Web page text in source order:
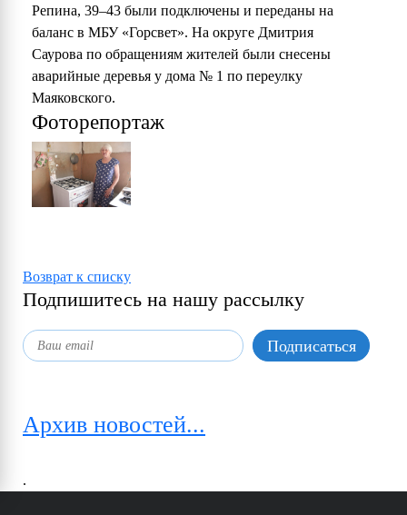
Репина, 39–43 были подключены и переданы на
баланс в МБУ «Горсвет». На округе Дмитрия
Саурова по обращениям жителей были снесены
аварийные деревья у дома № 1 по переулку
Маяковского.
Фоторепортаж
Возврат к списку
Подпишитесь на нашу рассылку
Архив новостей...
.